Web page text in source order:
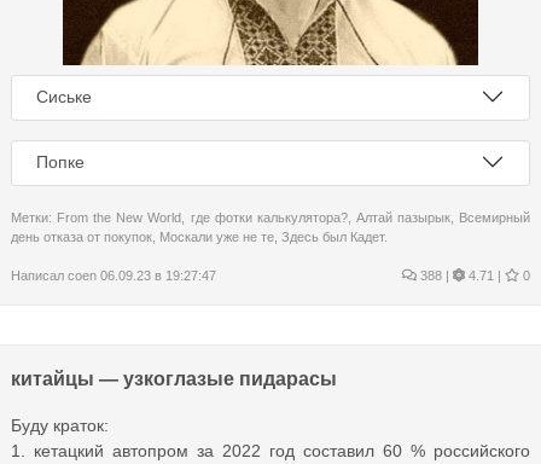
Сиське
Попке
Метки: From the New World где фотки калькулятора?, Алтай пазырык, Всемирный
день отказа от покупок Москали уже не те Здесь был Кадет.
Написал coen 06.09.23 в 19:27:47 388 | 4.71 | 0
китайцы — узкоглазые пидарасы
Буду краток:
1. кетацкий автопром за 2022 год составил 60 % российского